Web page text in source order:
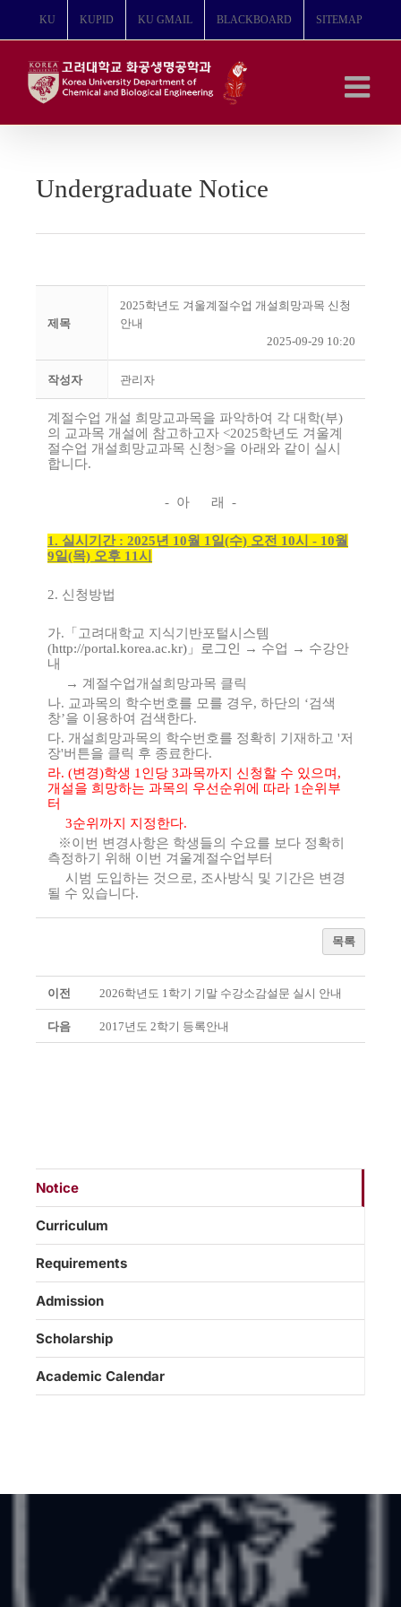
뛰
KU KUPID KU GMAIL BLACKBOARD SITEMAP
Undergraduate Notice
제목
2025학년도 겨울계절수업 개설희망과목 신청
안내
2025-09-29 10:20
작성자 관리자
계절수업 개설 희망교과목을 파악하여 각 대학(부)
의 교과목 개설에 참고하고자 <2025학년도 겨울계
절수업 개설희망교과목 신청>을 아래와 같이 실시
합니다.
- 아 래 -
1. 실시기간 : 2025년 10월 1일(수) 오전 10시 - 10월
9일(목) 오후 11시
2. 신청방법
가.「고려대학교 지식기반포털시스템
(http://portal.korea.ac.kr)」로그인 → 수업 → 수강안
내
→ 계절수업개설희망과목 클릭
나. 교과목의 학수번호를 모를 경우, 하단의 ‘검색
창’을 이용하여 검색한다.
다. 개설희망과목의 학수번호를 정확히 기재하고 '저
장'버튼을 클릭 후 종료한다.
라. (변경)학생 1인당 3과목까지 신청할 수 있으며,
개설을 희망하는 과목의 우선순위에 따라 1순위부
터
3순위까지 지정한다.
※이번 변경사항은 학생들의 수요를 보다 정확히
측정하기 위해 이번 겨울계절수업부터
시범 도입하는 것으로, 조사방식 및 기간은 변경
될 수 있습니다.
목록
이전 2026학년도 1학기 기말 수강소감설문 실시 안내
다음 2017년도 2학기 등록안내
Notice
Curriculum
Requirements
Admission
Scholarship
Academic Calendar